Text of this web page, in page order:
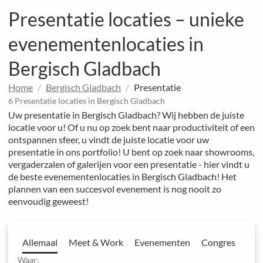
Presentatie locaties – unieke
evenementenlocaties in
Bergisch Gladbach
Home Bergisch Gladbach Presentatie
6 Presentatie locaties in Bergisch Gladbach
Uw presentatie in Bergisch Gladbach? Wij hebben de juiste
locatie voor u! Of u nu op zoek bent naar productiviteit of een
ontspannen sfeer, u vindt de juiste locatie voor uw
presentatie in ons portfolio! U bent op zoek naar showrooms,
vergaderzalen of galerijen voor een presentatie - hier vindt u
de beste evenementenlocaties in Bergisch Gladbach! Het
plannen van een succesvol evenement is nog nooit zo
eenvoudig geweest!
Allemaal Meet & Work Evenementen Congres
Waar: